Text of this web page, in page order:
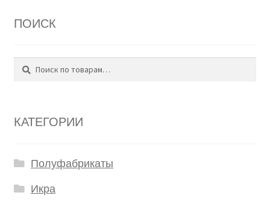
ПОИСК
Искать:
Поиск
КАТЕГОРИИ
Полуфабрикаты
Икра